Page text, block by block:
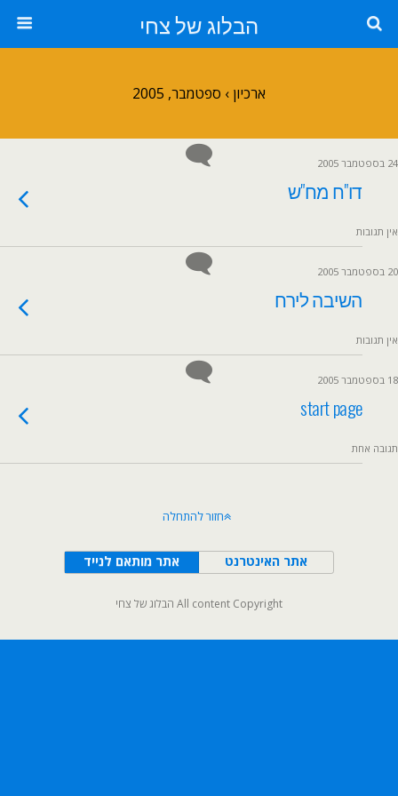
הבלוג של צחי
ארכיון › ספטמבר, 2005
24 בספטמבר 2005
דו"ח מח"ש
אין תגובות
20 בספטמבר 2005
השיבה לירח
אין תגובות
18 בספטמבר 2005
start page
תגובה אחת
חזור להתחלה
אתר מותאם לנייד אתר האינטרנט
All content Copyright הבלוג של צחי